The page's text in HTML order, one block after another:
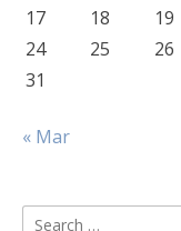
17
18 19
24
25 26
31
« Mar
Search